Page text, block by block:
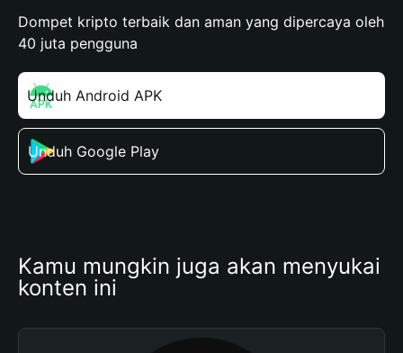
Dompet kripto terbaik dan aman yang dipercaya oleh
40 juta pengguna
Unduh Android APK
Unduh Google Play
Kamu mungkin juga akan menyukai
konten ini